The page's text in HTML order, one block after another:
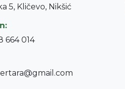
5, Kličevo, Nikšić
664 014